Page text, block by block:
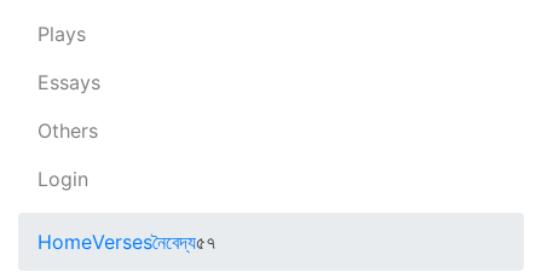
Plays
Essays
Others
Login
HomeVersesনৈবেদ্য৫৭